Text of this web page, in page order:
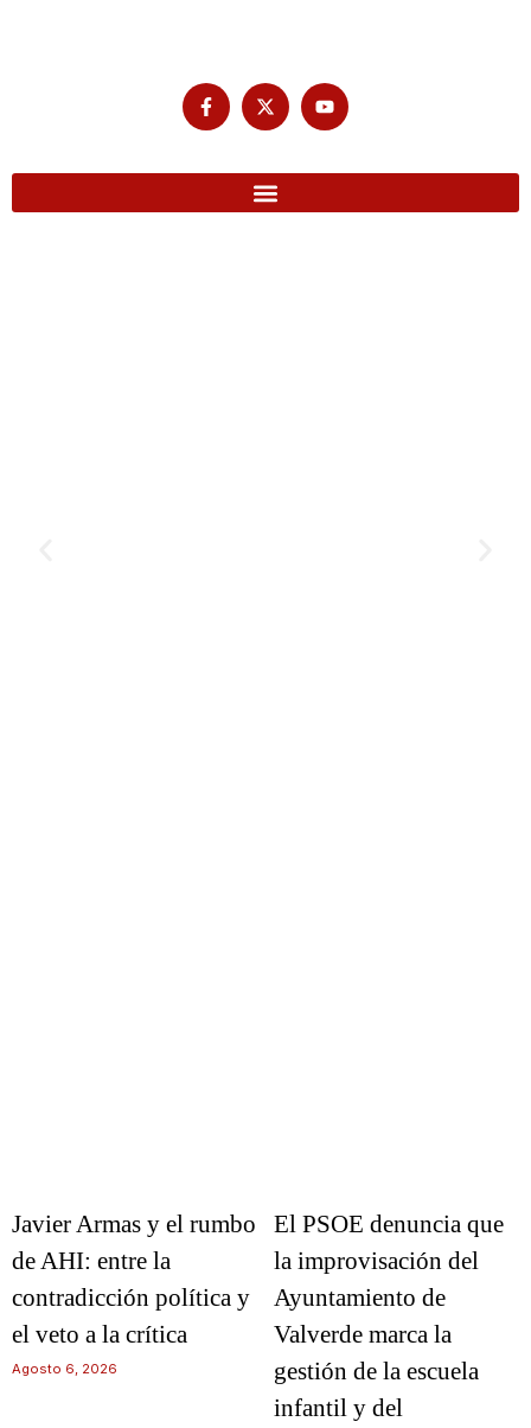
Javier Armas y el rumbo
de AHI: entre la
contradicción política y
el veto a la crítica
Agosto 6, 2026
El PSOE denuncia que
la improvisación del
Ayuntamiento de
Valverde marca la
gestión de la escuela
infantil y del